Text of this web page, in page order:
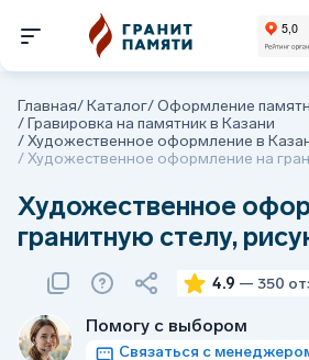
Главная/Каталог/Оформление
/Гравировка на памятник в Казани
/Художественное оформление в
/Художественное оформление на
Художественное
гранитную стелу,
4.9 — 350
Помогу с выбором
Связаться с